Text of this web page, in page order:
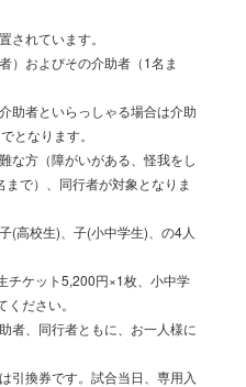
されています。
）およびその介助者（1名ま
助者といらっしゃる場合は介助
となります。
な方（障がいがある、怪我をし
で）、同行者が対象となりま
(高校生)、子(小中学生)、の4人
チケット5,200円×1枚、小中学
ださい。
者、同行者ともに、お一人様に
引換券です。試合当日、専用入